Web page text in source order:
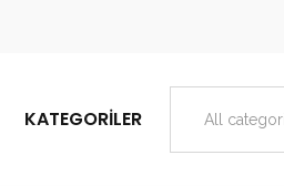
KATEGORILER All